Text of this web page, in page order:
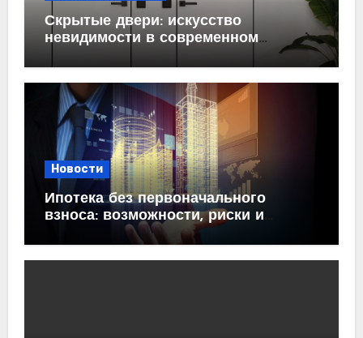
Скрытые двери: искусство
невидимости в современном
Новости
Ипотека без первоначального
взноса: возможности, риски и
практические рекомендации<